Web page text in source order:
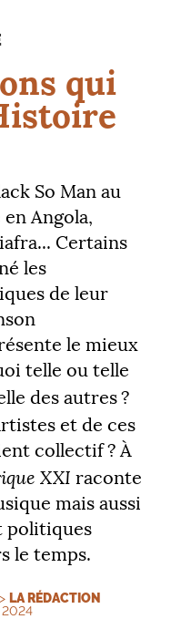
qui
So Man au
Angola,
Certains
les
de leur
le mieux
telle ou telle
des autres?
et de ces
collectif? À
XXI raconte
mais aussi
politiques
le temps.
> LA RÉDACTION
2024